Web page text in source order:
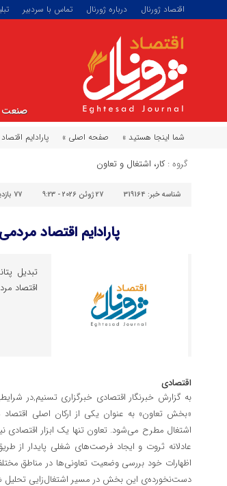
اقتصاد ژورنال درباره ژورنال تماس با سردبیر
صنعت
شما اینجا هستید » صفحه اصلی » پارادایم
گروه :کار، اشتغال و تعاون
شناسه خبر: 319164 27 ژوئن 2026 - 9:23 77 بازدید
پارادایم اقتصاد
تبدیل
اقتصاد
اقتصادی
به گزارش خبرنگار اقتصادی خبرگزاری تسنیم,در
«بخش تعاون» به عنوان یکی از ارکان اصلی
اشتغال مطرح می‌شود. تعاون تنها یک ابزار
عادلانه ثروت و ایجاد فرصت‌های شغلی پایدار از
اظهارات خود بررسی وضعیت تعاونی‌ها در مناطق
دست‌نخورده‌ی این بخش در مسیر اشتغال‌زایی تحلیل